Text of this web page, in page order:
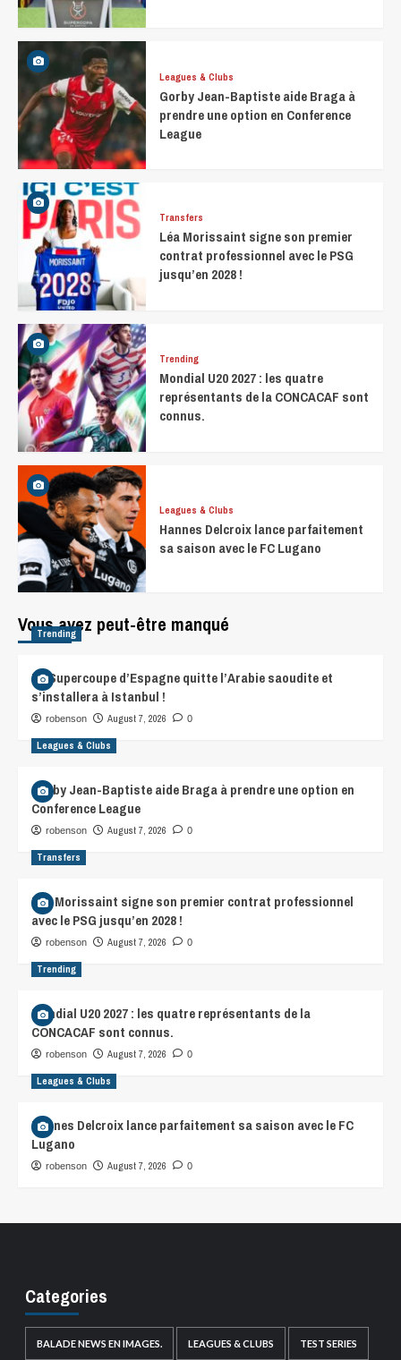
Leagues & Clubs
Gorby Jean-Baptiste aide Braga à
prendre une option en Conference
League
Transfers
Léa Morissaint signe son premier
contrat professionnel avec le PSG
jusqu’en 2028 !
Trending
Mondial U20 2027 : les quatre
représentants de la CONCACAF sont
connus.
Leagues & Clubs
Hannes Delcroix lance parfaitement
sa saison avec le FC Lugano
Vous avez peut-être manqué
Trending
La Supercoupe d’Espagne quitte l’Arabie saoudite et
s’installera à Istanbul !
robenson August 7, 2026 0
Leagues & Clubs
Gorby Jean-Baptiste aide Braga à prendre une option en
Conference League
robenson August 7, 2026 0
Transfers
Léa Morissaint signe son premier contrat professionnel
avec le PSG jusqu’en 2028 !
robenson August 7, 2026 0
Trending
Mondial U20 2027 : les quatre représentants de la
CONCACAF sont connus.
robenson August 7, 2026 0
Leagues & Clubs
Hannes Delcroix lance parfaitement sa saison avec le FC
Lugano
robenson August 7, 2026 0
Categories
BALADE NEWS EN IMAGES. LEAGUES & CLUBS TEST SERIES